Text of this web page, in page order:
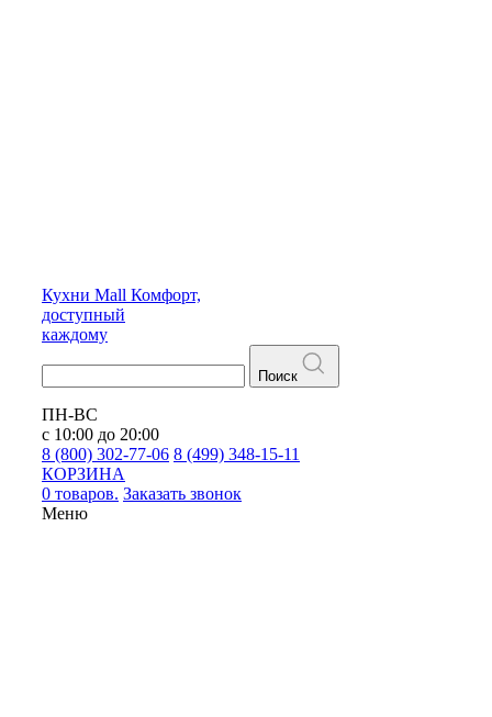
Кухни Mall Комфорт,
доступный
каждому
Поиск
ПН-ВС
с 10:00 до 20:00
8 (800) 302-77-06 8 (499) 348-15-11
КОРЗИНА
0 товаров. Заказать звонок
Меню